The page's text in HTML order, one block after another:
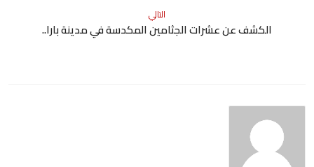
التالي
الكشف عن عشرات الجثامين المكدسة في مدينة بارا..